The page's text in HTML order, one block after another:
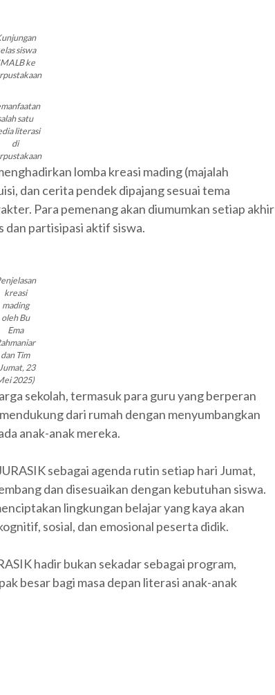
siswa
ke
satu
literasi
di
lomba kreasi mading (majalah
dan cerita pendek dipajang sesuai tema
Para pemenang akan diumumkan setiap akhir
dan partisipasi aktif siswa.
kreasi
mading
oleh Bu
Ema
dan Tim
23
2025)
sekolah, termasuk para guru yang berperan
dari rumah dengan menyumbangkan
anak-anak mereka.
sebagai agenda rutin setiap hari Jumat,
dan disesuaikan dengan kebutuhan siswa.
lingkungan belajar yang kaya akan
sosial, dan emosional peserta didik.
hadir bukan sekadar sebagai program,
besar bagi masa depan literasi anak-anak